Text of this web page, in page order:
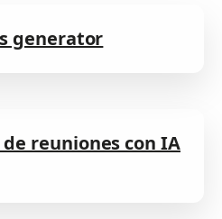
generator
reuniones con IA